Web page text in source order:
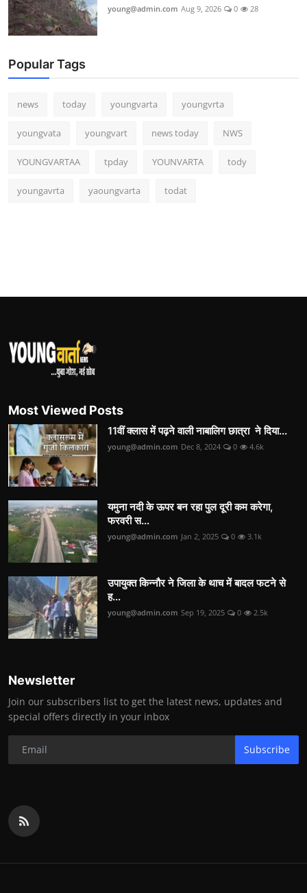
young@admin.com Aug 9, 2026 0 28
Popular Tags
news today youngvarta youngvrta
youngvata youngvart news today NWS
YOUNGVARTAA tpday YOUNVARTA tody
youngavrta yaoungvarta todat
Most Viewed Posts
11वीं क्लास में पढ़ने वाली नाबालिग छात्रा ने दिया...
young@admin.com Dec 8, 2024 0 4.6k
यमुना नदी के ऊपर बन रहा पुल दूरी कम करेगा,
फरवरी स...
young@admin.com Jan 2, 2025 0 3.1k
उपायुक्त किन्नौर ने जिला के थाच में बादल फटने से
ह...
young@admin.com Sep 19, 2025 0 2.5k
Newsletter
Join our subscribers list to get the latest news, updates and
special offers directly in your inbox
Subscribe